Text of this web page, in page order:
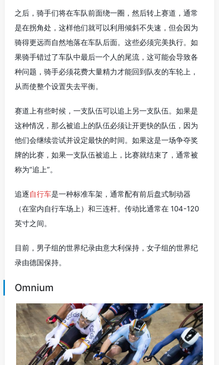
之后，骑手们将在车队前面绕一圈，然后转上赛道，通常
是在拐角处，这样他们就可以利用倾斜不失速，但会因为
骑得更远而自然地落在车队后面。这些必须完美执行。如
果骑手错过了车队中最后一个人的尾流，这可能会导致各
种问题，骑手必须花费大量精力才能回到队友的车轮上，
从而使整个设置失去平衡。
赛道上有些时候，一支队伍可以追上另一支队伍。如果是
这种情况，那么被追上的队伍必须让开更快的队伍，因为
他们会继续尝试并设定最快的时间。如果这是一场争夺奖
牌的比赛，如果一支队伍被追上，比赛就结束了，通常被
称为“追上”。
追逐自行车是一种标准车架，通常配有前后盘式制动器
（在室内自行车场上）和三连杆。传动比通常在 104-120
英寸之间。
目前，男子组的世界纪录由意大利保持，女子组的世界纪
录由德国保持。
Omnium